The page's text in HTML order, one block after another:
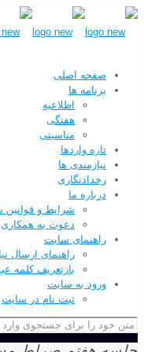
صفحه اصلی
برنامه ها
اطلاعیه
هفتگی
مناسبتی
تازه واردها
نیازمندی ها
رخدادنگاری
درباره ما
شرایط و قوانین سایت
دعوت به همکاری
راهنمای سایت
راهنمای ارسال نیازمندی
بازتعریف کلمه عبور
ورود به سایت
ثبت نام در سایت